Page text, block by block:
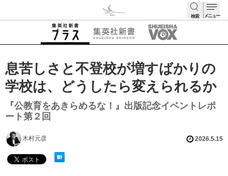
検索 メニュー
息苦しさと不登校が増すばかりの
学校は、どうしたら変えられるか
『公教育をあきらめるな！』出版記念イベントレポ
ート第２回
木村元彦 2026.5.15